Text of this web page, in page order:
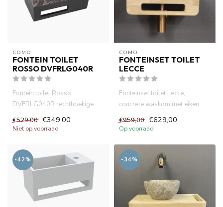
COMO
FONTEIN TOILET
ROSSO DVFRLG040R
Fontein toilet Rosso
DVFRLG040R rechthoekige
marmer wasbak 40x20x14cm
met handdo...
€529,00 €349,00
Niet op voorraad
COMO
FONTEINSET TOILET
LECCE
Fonteinset toilet Lecce,
concrete waskom met eiken
hout plank . Incl. rose goud ...
€959,00 €629,00
Op voorraad
-42% -34%